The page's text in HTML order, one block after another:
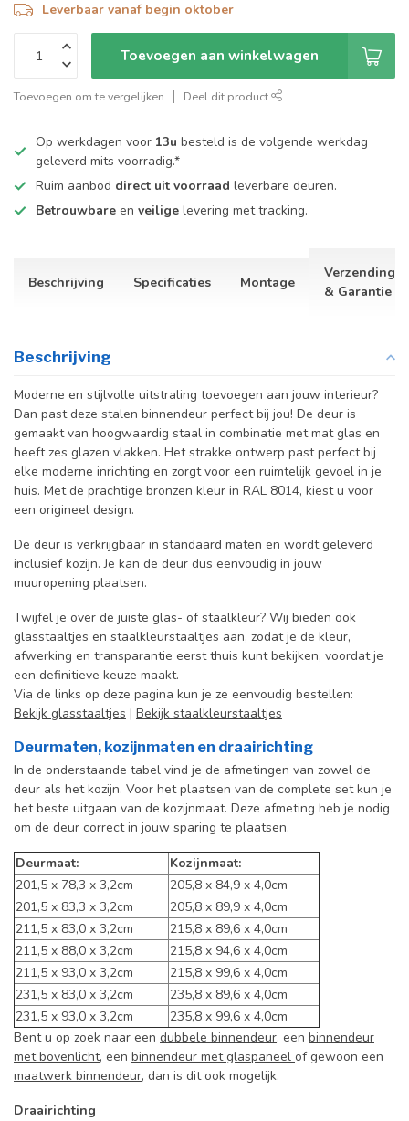
Leverbaar vanaf begin oktober
Toevoegen aan winkelwagen
Toevoegen om te vergelijken Deel dit product
Op werkdagen voor 13u besteld is de volgende werkdag
geleverd mits voorradig.*
Ruim aanbod direct uit voorraad leverbare deuren.
Betrouwbare en veilige levering met tracking.
Beschrijving Specificaties Montage
Verzending
& Garantie
Beschrijving
Moderne en stijlvolle uitstraling toevoegen aan jouw interieur?
Dan past deze stalen binnendeur perfect bij jou! De deur is
gemaakt van hoogwaardig staal in combinatie met mat glas en
heeft zes glazen vlakken. Het strakke ontwerp past perfect bij
elke moderne inrichting en zorgt voor een ruimtelijk gevoel in je
huis. Met de prachtige bronzen kleur in RAL 8014, kiest u voor
een origineel design.
De deur is verkrijgbaar in standaard maten en wordt geleverd
inclusief kozijn. Je kan de deur dus eenvoudig in jouw
muuropening plaatsen.
Twijfel je over de juiste glas- of staalkleur? Wij bieden ook
glasstaaltjes en staalkleurstaaltjes aan, zodat je de kleur,
afwerking en transparantie eerst thuis kunt bekijken, voordat je
een definitieve keuze maakt.
Via de links op deze pagina kun je ze eenvoudig bestellen:
Bekijk glasstaaltjes | Bekijk staalkleurstaaltjes
Deurmaten, kozijnmaten en draairichting
In de onderstaande tabel vind je de afmetingen van zowel de
deur als het kozijn. Voor het plaatsen van de complete set kun je
het beste uitgaan van de kozijnmaat. Deze afmeting heb je nodig
om de deur correct in jouw sparing te plaatsen.
Deurmaat:
Kozijnmaat:
201,5 x 78,3 x 3,2cm
205,8 x 84,9 x 4,0cm
201,5 x 83,3 x 3,2cm
205,8 x 89,9 x 4,0cm
211,5 x 83,0 x 3,2cm
215,8 x 89,6 x 4,0cm
211,5 x 88,0 x 3,2cm
215,8 x 94,6 x 4,0cm
211,5 x 93,0 x 3,2cm
215,8 x 99,6 x 4,0cm
231,5 x 83,0 x 3,2cm
235,8 x 89,6 x 4,0cm
231,5 x 93,0 x 3,2cm
235,8 x 99,6 x 4,0cm
Bent u op zoek naar een dubbele binnendeur, een binnendeur
met bovenlicht, een binnendeur met glaspaneel of gewoon een
maatwerk binnendeur, dan is dit ook mogelijk.
Draairichting